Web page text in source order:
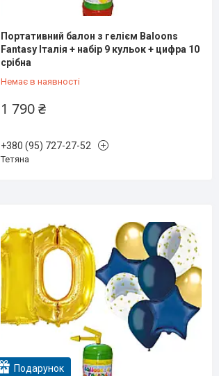
Портативний балон з гелієм Baloons
Fantasy Італія + набір 9 кульок + цифра 10
срібна
Немає в наявності
1 790 ₴
+380 (95) 727-27-52
Тетяна
Подарунок